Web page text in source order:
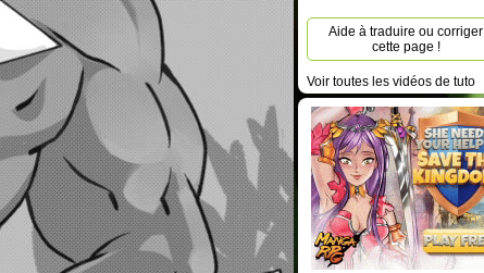
Aide à traduire ou corriger
cette page !
Voir toutes les vidéos de tuto